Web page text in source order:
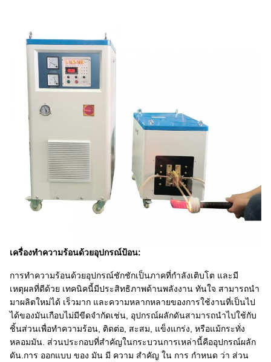
เครื่องทําความร้อนด้วยอุปกรณ์ป้อน:
การทําความร้อนด้วยอุปกรณ์ชักชักเป็นภาคที่กําลังเติบโต และมี
เหตุผลที่ดีด้วย เทคนิคนี้มีประสิทธิภาพด้านพลังงาน ทันใจ สามารถนํา
มาผลิตใหม่ได้ เร็วมาก และความหลากหลายของการใช้งานที่เป็นไป
ได้ของมันเกือบไม่มีขีดจํากัดเช่น, อุปกรณ์ผลักดันสามารถนําไปใช้กับ
ชิ้นส่วนเพื่อทําความร้อน, ติดต่อ, สะสม, แข็งแกร่ง, หรือแม้กระทั่ง
หลอมมัน. ส่วนประกอบที่สําคัญในกระบวนการเหล่านี้คืออุปกรณ์ผลัก
ดัน.การ ออกแบบ ของ มัน มี ความ สําคัญ ใน การ กําหนด ว่า ส่วน